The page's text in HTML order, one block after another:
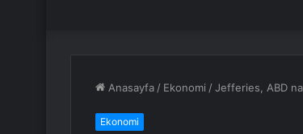
Anasayfa / Ekonomi /Jefferies, ABD
Ekonomi